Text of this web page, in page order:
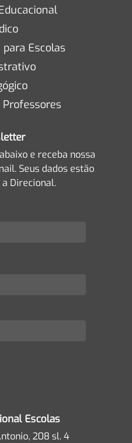
Escolas
e receba nossa
Seus dados estão
Direcional.
Escolas
208 sl. 4